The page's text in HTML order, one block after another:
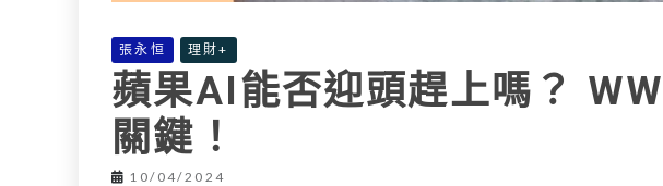
張永恒 理財+
蘋果AI能否迎頭趕上嗎？
關鍵！
10/04/2024